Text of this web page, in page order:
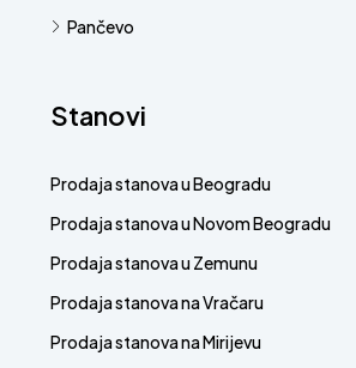
Pančevo
Stanovi
Prodaja stanova u Beogradu
Prodaja stanova u Novom Beogradu
Prodaja stanova u Zemunu
Prodaja stanova na Vračaru
Prodaja stanova na Mirijevu